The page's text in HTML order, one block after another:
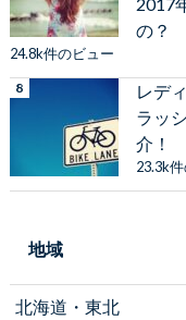
の？
24.8k件のビュー
レデ
ラッ
介！
23.3k
地域
北海道・東北